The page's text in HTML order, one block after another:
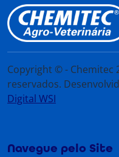
Copyright © - Chemitec
reservados.
Digital WSI
Navegue pelo Site